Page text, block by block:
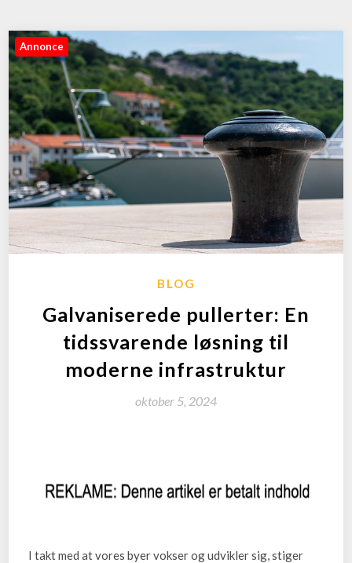
Annonce
BLOG
Galvaniserede pullerter: En
tidssvarende løsning til
moderne infrastruktur
oktober 5, 2024
I takt med at vores byer vokser og udvikler sig, stiger